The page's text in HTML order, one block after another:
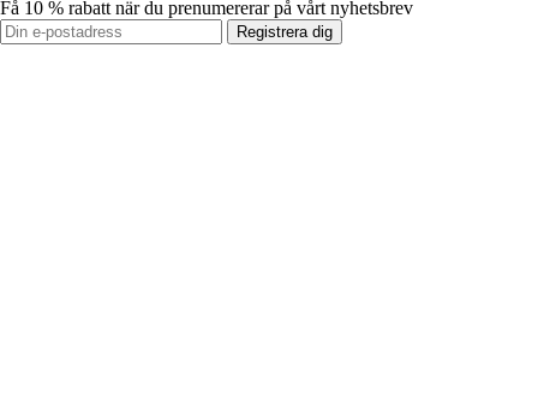
Få 10 % rabatt när du prenumererar på vårt nyhetsbrev
Registrera dig